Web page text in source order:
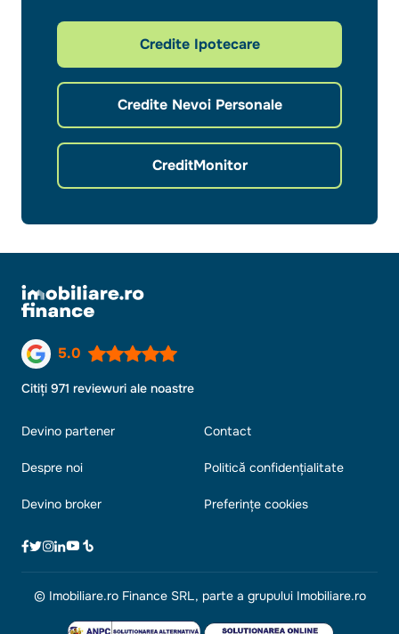
Credite Ipotecare
Credite Nevoi Personale
CreditMonitor
5.0
Citiți 971 reviewuri ale noastre
Devino partener
Despre noi
Devino broker
Contact
Politică confidențialitate
Preferințe cookies
© Imobiliare.ro Finance SRL, parte a grupului Imobiliare.ro